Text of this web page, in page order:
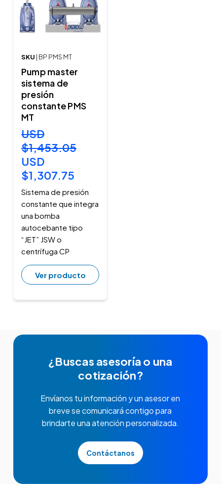
SKU | BP PMS MT
Pump master
sistema de
presión
constante PMS
MT
USD
$1,453.05
USD
$1,307.75
Sistema de presión
constante que integra
una bomba
autocebante tipo
“JET” JSW o
centrífuga CP
Ver producto
¿Buscas asesoría o una
cotización?
Envíanos tu información y un asesor en
breve se comunicará contigo para
brindarte una atención personalizada.
Contáctanos